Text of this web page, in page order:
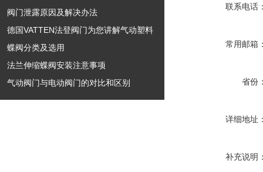
阀门泄露原因及解决办法
德国VATTEN法登阀门为您讲解气动塑料
蝶阀分类及选用
法兰伸缩蝶阀安装注意事项
气动阀门与电动阀门的对比和区别
联系电话
常用邮箱
省份
详细地址
补充说明